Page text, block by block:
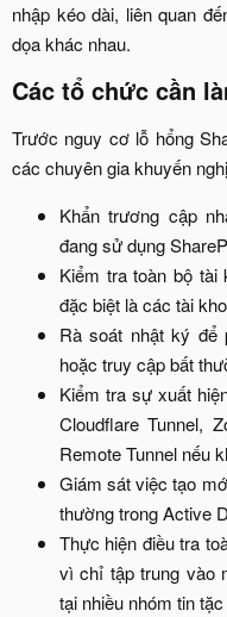
nhập kéo dài, liên quan
dọa khác nhau.​
Các tổ chức cần
Trước nguy cơ lỗ hổng
các chuyên gia khuyến
Khẩn trương cập
đang sử dụng
Kiểm tra toàn bộ tài
đặc biệt là các tài
Rà soát nhật ký để
hoặc truy cập bất
Kiểm tra sự xuất
Cloudflare Tunnel,
Remote Tunnel nếu
Giám sát việc tạo
thường trong Active
Thực hiện điều tra
vì chỉ tập trung vào
tại nhiều nhóm tin